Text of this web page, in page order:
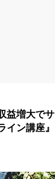
益増大で
イン講座